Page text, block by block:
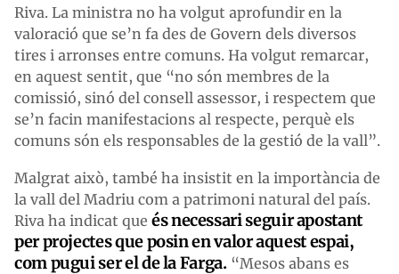
Riva. La ministra no ha volgut aprofundir en la
valoració que se’n fa des de Govern dels diversos
tires i arronses entre comuns. Ha volgut remarcar,
en aquest sentit, que “no són membres de la
comissió, sinó del consell assessor, i respectem que
se’n facin manifestacions al respecte, perquè els
comuns són els responsables de la gestió de la vall”.
Malgrat això, també ha insistit en la importància de
la vall del Madriu com a patrimoni natural del país.
Riva ha indicat que és necessari seguir apostant
per projectes que posin en valor aquest espai,
com pugui ser el de la Farga.“Mesos abans es